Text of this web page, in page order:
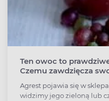
Ten owoc to
Czemu zawdzięcza
Agrest pojawia się w
widzimy jego zieloną lub